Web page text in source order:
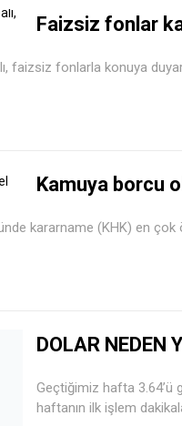
Faizsiz fonlar
faizsiz fonlarla konuya
Kamuya borcu
kararname (KHK) en
DOLAR NEDEN
Geçtiğimiz hafta 3.64’ü
haftanın ilk işlem